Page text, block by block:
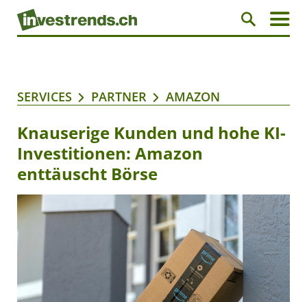
SERVICES PARTNER AMAZON
Knauserige Kunden und hohe KI-
Investitionen: Amazon
enttäuscht Börse